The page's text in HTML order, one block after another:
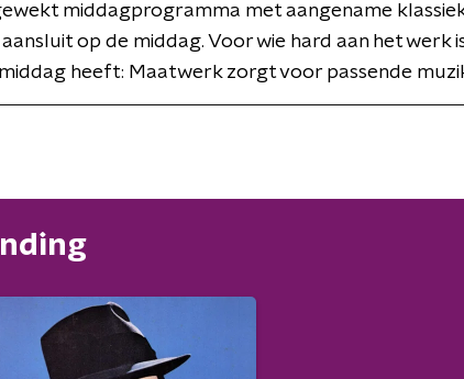
middagprogramma met aangename
op de middag. Voor wie hard aan het werk
heeft: Maatwerk zorgt voor passende